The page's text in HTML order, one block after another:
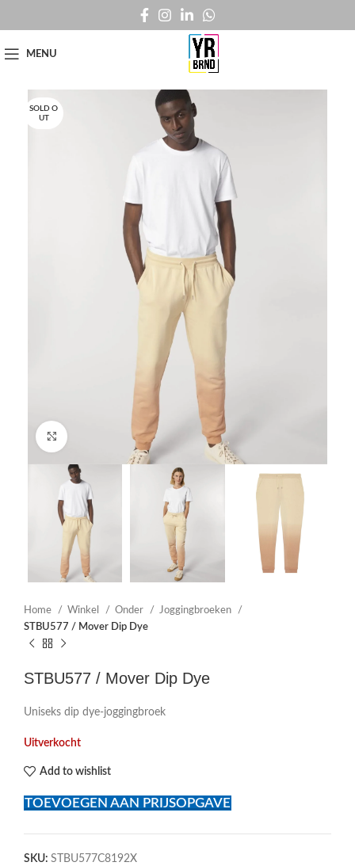
MENU
SOLD O
UT
Click to enlarge
Home Winkel Onder
Joggingbroeken
STBU577 / Mover Dip Dye
STBU577 / Mover Dip Dye
Uniseks dip dye-joggingbroek
Uitverkocht
Add to wishlist
TOEVOEGEN AAN PRIJSOPGAVE
SKU: STBU577C8192X